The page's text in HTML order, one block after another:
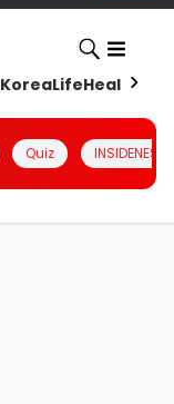
KoreaLifeHealth
Quiz INSIDENESIA